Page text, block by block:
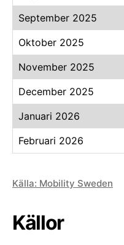
September 2025
Oktober 2025
November 2025
December 2025
Januari 2026
Februari 2026
Källa: Mobility Sweden
Källor